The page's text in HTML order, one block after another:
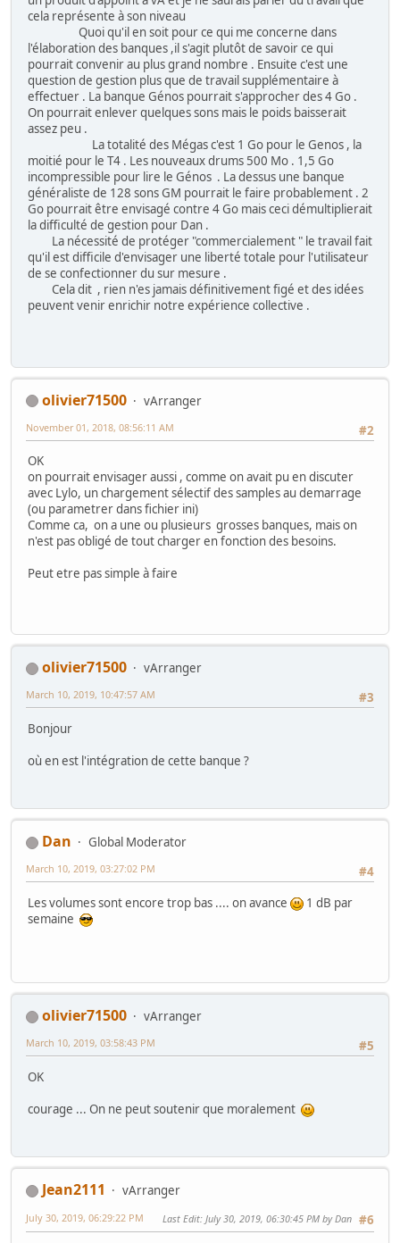
cela représente à son niveau
Quoi qu'il en soit pour ce qui me concerne dans
l'élaboration des banques ,il s'agit plutôt de savoir ce qui
pourrait convenir au plus grand nombre . Ensuite c'est une
question de gestion plus que de travail supplémentaire à
effectuer . La banque Génos pourrait s'approcher des 4 Go .
On pourrait enlever quelques sons mais le poids baisserait
assez peu .
La totalité des Mégas c'est 1 Go pour le Genos , la
moitié pour le T4 . Les nouveaux drums 500 Mo . 1,5 Go
incompressible pour lire le Génos . La dessus une banque
généraliste de 128 sons GM pourrait le faire probablement . 2
Go pourrait être envisagé contre 4 Go mais ceci démultiplierait
la difficulté de gestion pour Dan .
La nécessité de protéger "commercialement " le travail fait
qu'il est difficile d'envisager une liberté totale pour l'utilisateur
de se confectionner du sur mesure .
Cela dit , rien n'es jamais définitivement figé et des idées
peuvent venir enrichir notre expérience collective .
olivier71500
vArranger
#2
November 01, 2018, 08:56:11 AM
OK
on pourrait envisager aussi , comme on avait pu en discuter
avec Lylo, un chargement sélectif des samples au demarrage
(ou parametrer dans fichier ini)
Comme ca, on a une ou plusieurs grosses banques, mais on
n'est pas obligé de tout charger en fonction des besoins.
Peut etre pas simple à faire
olivier71500
vArranger
#3
March 10, 2019, 10:47:57 AM
Bonjour
où en est l'intégration de cette banque ?
Dan
Global Moderator
#4
March 10, 2019, 03:27:02 PM
Les volumes sont encore trop bas .... on avance
1 dB par
semaine
olivier71500
vArranger
#5
March 10, 2019, 03:58:43 PM
OK
courage ... On ne peut soutenir que moralement
Jean2111
vArranger
#6
July 30, 2019, 06:29:22 PM Last Edit: July 30, 2019, 06:30:45 PM by Dan